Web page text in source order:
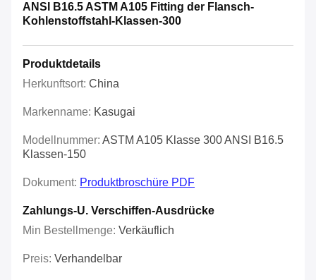
ANSI B16.5 ASTM A105 Fitting der Flansch-
Kohlenstoffstahl-Klassen-300
Produktdetails
Herkunftsort: China
Markenname: Kasugai
Modellnummer: ASTM A105 Klasse 300 ANSI B16.5
Klassen-150
Dokument: Produktbroschüre PDF
Zahlungs-U. Verschiffen-Ausdrücke
Min Bestellmenge: Verkäuflich
Preis: Verhandelbar